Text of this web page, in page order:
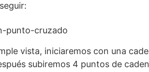
vista, iniciaremos con una
subiremos 4 puntos de